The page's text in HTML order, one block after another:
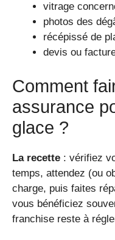
vitrage
photos des
récépissé de
devis ou
Comment
assurance
glace ?
La recette : vérifiez
temps, attendez (ou
charge, puis faites
vous bénéficiez
franchise reste à